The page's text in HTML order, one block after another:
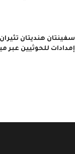
سفينتان هنديتان
إمدادات للحوثيين عبر